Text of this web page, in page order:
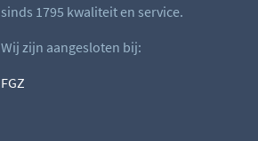
sinds 1795 kwaliteit en service.
Wij zijn aangesloten bij:
FGZ